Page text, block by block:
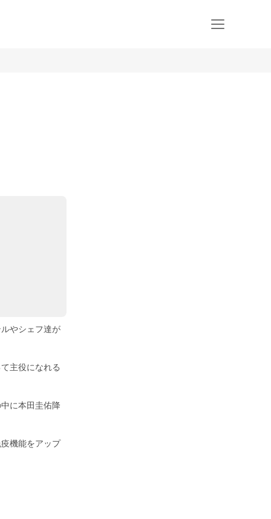
やシェフ達が
主役になれる
に本田圭佑降
機能をアップ